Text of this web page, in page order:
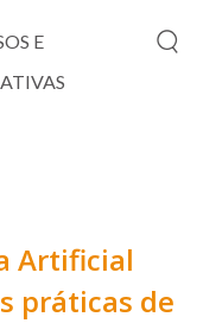
E
Artificial
práticas de